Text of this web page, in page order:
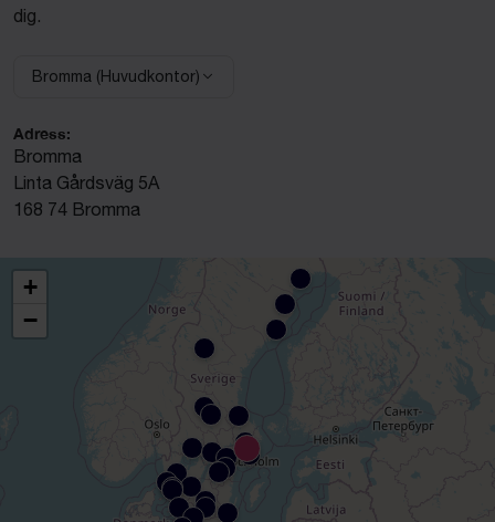
dig.
Välj anläggning:
Bromma (Huvudkontor)
Adress:
Bromma
Linta Gårdsväg 5A
168 74 Bromma
+
−